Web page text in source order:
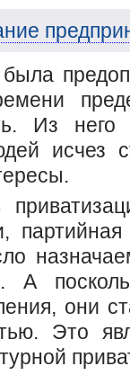
Из
исчез
А
они
Это